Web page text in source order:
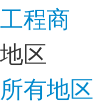
工程商
地区
所有地区